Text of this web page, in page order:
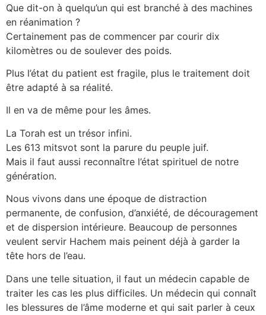
Que dit-on à quelqu’un qui est branché à des machines
en réanimation ?
Certainement pas de commencer par courir dix
kilomètres ou de soulever des poids.
Plus l’état du patient est fragile, plus le traitement doit
être adapté à sa réalité.
Il en va de même pour les âmes.
La Torah est un trésor infini.
Les 613 mitsvot sont la parure du peuple juif.
Mais il faut aussi reconnaître l’état spirituel de notre
génération.
Nous vivons dans une époque de distraction
permanente, de confusion, d’anxiété, de découragement
et de dispersion intérieure. Beaucoup de personnes
veulent servir Hachem mais peinent déjà à garder la
tête hors de l’eau.
Dans une telle situation, il faut un médecin capable de
traiter les cas les plus difficiles. Un médecin qui connaît
les blessures de l’âme moderne et qui sait parler à ceux